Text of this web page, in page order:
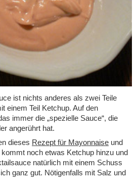
ist nichts anderes als zwei Teile
einem Teil Ketchup. Auf den
immer die „spezielle Sauce“, die
angerührt hat.
dieses Rezept für Mayonnaise und
noch etwas Ketchup hinzu und
natürlich mit einem Schuss
ganz gut. Nötigenfalls mit Salz und